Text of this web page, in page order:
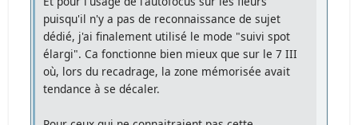
puisqu'il n'y a pas de reconnaissance de sujet
dédié, j'ai finalement utilisé le mode "suivi spot
élargi". Ca fonctionne bien mieux que sur le 7 III
où, lors du recadrage, la zone mémorisée avait
tendance à se décaler.